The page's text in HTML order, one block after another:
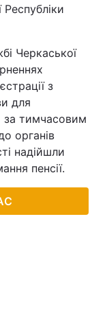
Черкаської
з
для
за тимчасовим
органів
надійшли
пенсії.